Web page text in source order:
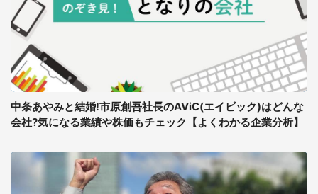
中条あやみと結婚!市原創吾社長のAViC(エイビック)はどんな
会社?気になる業績や株価もチェック【よくわかる企業分析】